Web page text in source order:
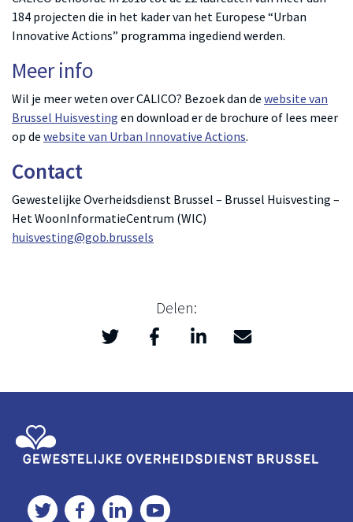
184 projecten die in het kader van het Europese “Urban
Innovative Actions” programma ingediend werden.
Meer info
Wil je meer weten over CALICO? Bezoek dan de website van
Brussel Huisvesting en download er de brochure of lees meer
op de website van Urban Innovative Actions.
Contact
Gewestelijke Overheidsdienst Brussel – Brussel Huisvesting –
Het WoonInformatieCentrum (WIC)
huisvesting@gob.brussels
Delen:
Twitter
>FacebookLinkedInMail
Twitter FacebookLinkedInYouTube